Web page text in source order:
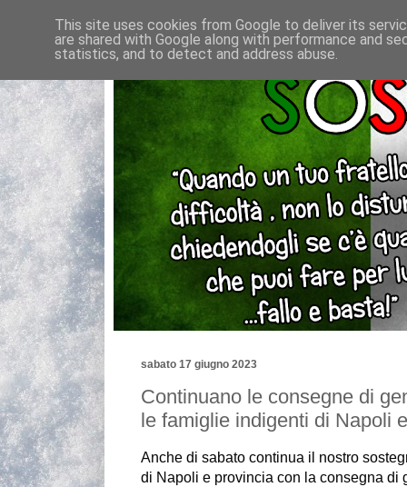
sabato 17 giugno 2023
Continuano le consegne di
le famiglie indigenti di Napoli
Anche di sabato continua il nostro
di Napoli e provincia con la consegna di
This site uses cookies from Google to deliver its
are shared with Google along with performance and
statistics, and to detect and address abuse.